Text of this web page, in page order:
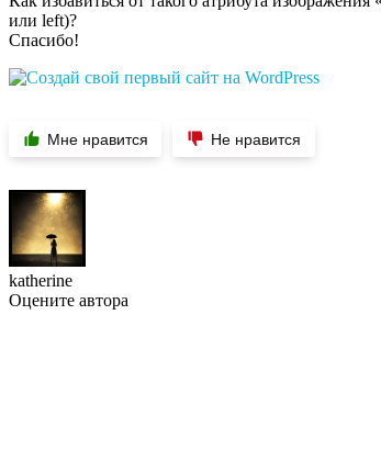
или left)?
Спасибо!
Мне нравится Не нравится
katherine
Оцените автора